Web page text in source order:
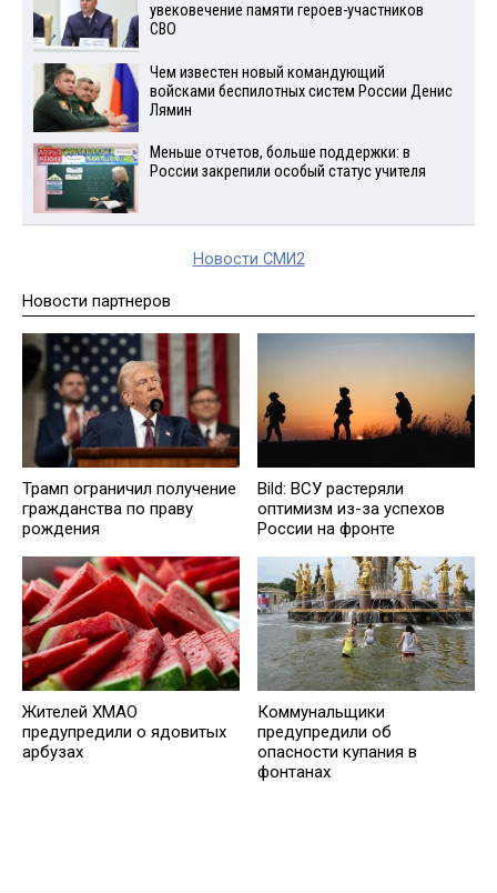
увековечение памяти героев-участников
СВО
Чем известен новый командующий
войсками беспилотных систем России Денис
Лямин
Меньше отчетов, больше поддержки: в
России закрепили особый статус учителя
Новости СМИ2
Новости партнеров
Трамп ограничил получение
гражданства по праву
рождения
Bild: ВСУ растеряли
оптимизм из-за успехов
России на фронте
Жителей ХМАО
предупредили о ядовитых
арбузах
Коммунальщики
предупредили об
опасности купания в
фонтанах